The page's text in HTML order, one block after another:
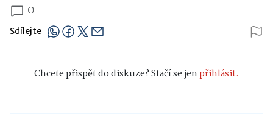
0
Sdílejte
Chcete přispět do diskuze? Stačí se jenpřihlásit.